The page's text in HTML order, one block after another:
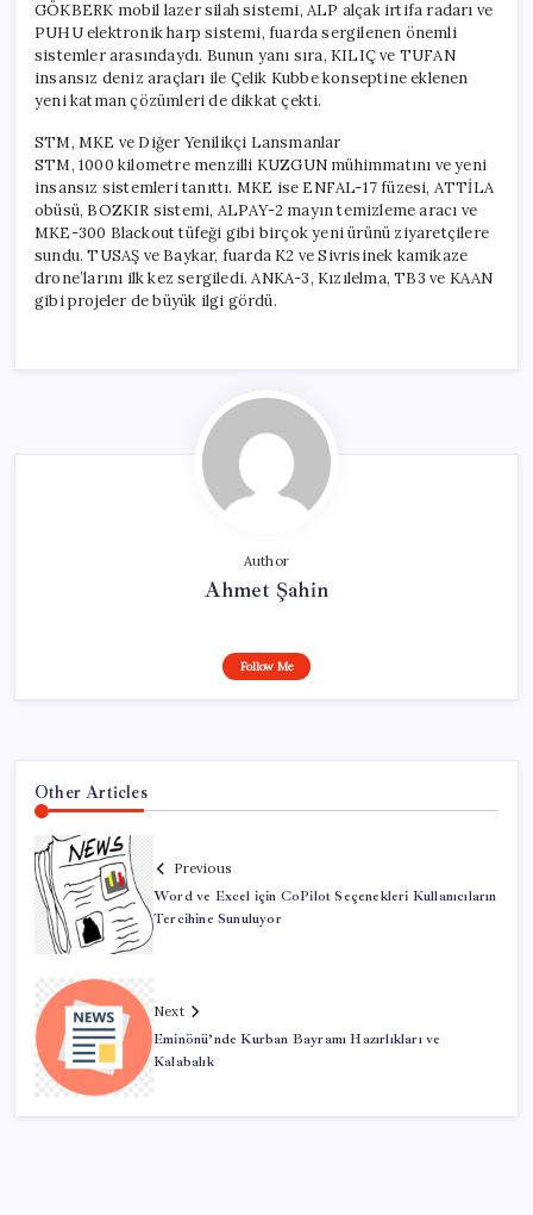
GÖKBERK mobil lazer silah sistemi, ALP alçak irtifa radarı ve
PUHU elektronik harp sistemi, fuarda sergilenen önemli
sistemler arasındaydı. Bunun yanı sıra, KILIÇ ve TUFAN
insansız deniz araçları ile Çelik Kubbe konseptine eklenen
yeni katman çözümleri de dikkat çekti.
STM, MKE ve Diğer Yenilikçi Lansmanlar
STM, 1000 kilometre menzilli KUZGUN mühimmatını ve yeni
insansız sistemleri tanıttı. MKE ise ENFAL-17 füzesi, ATTİLA
obüsü, BOZKIR sistemi, ALPAY-2 mayın temizleme aracı ve
MKE-300 Blackout tüfeği gibi birçok yeni ürünü ziyaretçilere
sundu. TUSAŞ ve Baykar, fuarda K2 ve Sivrisinek kamikaze
drone’larını ilk kez sergiledi. ANKA-3, Kızılelma, TB3 ve KAAN
gibi projeler de büyük ilgi gördü.
Author
Ahmet Şahin
Follow Me
Other Articles
Previous
Word ve Excel için CoPilot Seçenekleri Kullanıcıların
Tercihine Sunuluyor
Next
Eminönü’nde Kurban Bayramı Hazırlıkları ve
Kalabalık